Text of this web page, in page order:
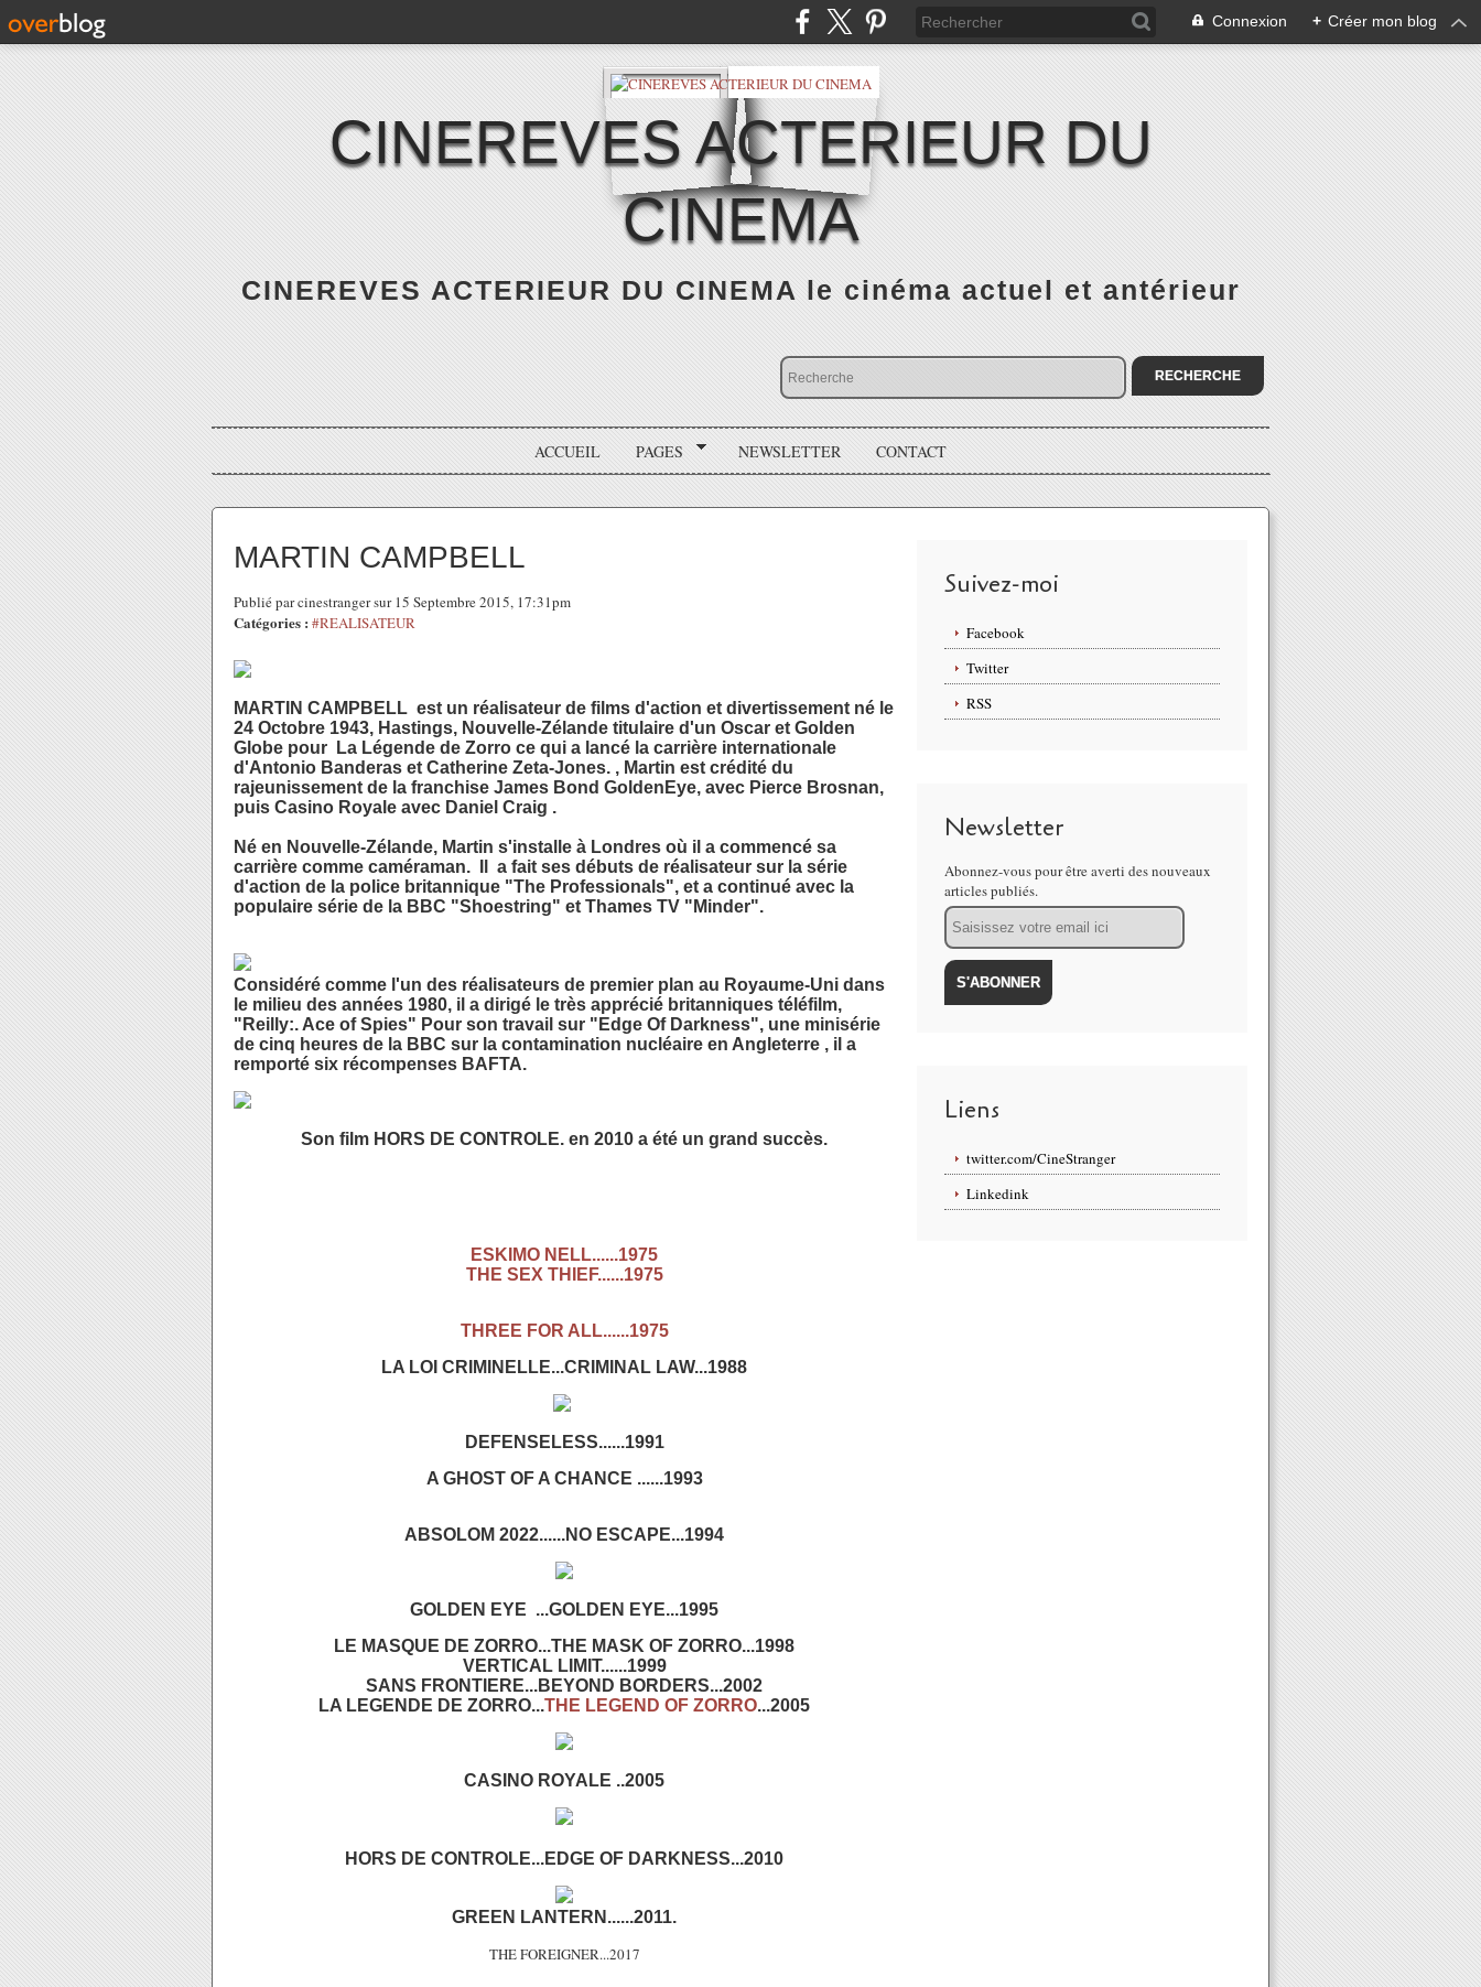
Connexion + Créer mon blog
CINEREVES ACTERIEUR DU
CINEMA
CINEREVES ACTERIEUR DU CINEMA le cinéma actuel et antérieur
ACCUEIL PAGES NEWSLETTER CONTACT
MARTIN CAMPBELL
Publié par cinestranger sur 15 Septembre 2015, 17:31pm
Catégories : #REALISATEUR
MARTIN CAMPBELL est un réalisateur de films d'action et divertissement né le
24 Octobre 1943, Hastings, Nouvelle-Zélande titulaire d'un Oscar et Golden
Globe pour La Légende de Zorro ce qui a lancé la carrière internationale
d'Antonio Banderas et Catherine Zeta-Jones. , Martin est crédité du
rajeunissement de la franchise James Bond GoldenEye, avec Pierce Brosnan,
puis Casino Royale avec Daniel Craig .
Né en Nouvelle-Zélande, Martin s'installe à Londres où il a commencé sa
carrière comme caméraman. Il a fait ses débuts de réalisateur sur la série
d'action de la police britannique "The Professionals", et a continué avec la
populaire série de la BBC "Shoestring" et Thames TV "Minder".
Considéré comme l'un des réalisateurs de premier plan au Royaume-Uni dans
le milieu des années 1980, il a dirigé le très apprécié britanniques téléfilm,
"Reilly:. Ace of Spies" Pour son travail sur "Edge Of Darkness", une minisérie
de cinq heures de la BBC sur la contamination nucléaire en Angleterre , il a
remporté six récompenses BAFTA.
Son film HORS DE CONTROLE. en 2010 a été un grand succès.
ESKIMO NELL......1975
THE SEX THIEF......1975
THREE FOR ALL......1975
LA LOI CRIMINELLE...CRIMINAL LAW...1988
DEFENSELESS......1991
A GHOST OF A CHANCE ......1993
ABSOLOM 2022......NO ESCAPE...1994
GOLDEN EYE ...GOLDEN EYE...1995
LE MASQUE DE ZORRO...THE MASK OF ZORRO...1998
VERTICAL LIMIT......1999
SANS FRONTIERE...BEYOND BORDERS...2002
LA LEGENDE DE ZORRO...THE LEGEND OF ZORRO...2005
CASINO ROYALE ..2005
HORS DE CONTROLE...EDGE OF DARKNESS...2010
GREEN LANTERN......2011.
THE FOREIGNER...2017
Suivez-moi
Facebook
Twitter
RSS
Newsletter
Abonnez-vous pour être averti des nouveaux
articles publiés.
Email
Liens
twitter.com/CineStranger
Linkedink